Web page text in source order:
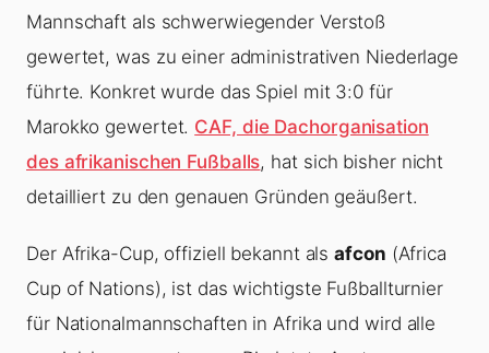
Mannschaft als schwerwiegender Verstoß
gewertet, was zu einer administrativen Niederlage
führte. Konkret wurde das Spiel mit 3:0 für
Marokko gewertet. CAF, die Dachorganisation
des afrikanischen Fußballs, hat sich bisher nicht
detailliert zu den genauen Gründen geäußert.
Der Afrika-Cup, offiziell bekannt alsafcon (Africa
Cup of Nations), ist das wichtigste Fußballturnier
für Nationalmannschaften in Afrika und wird alle